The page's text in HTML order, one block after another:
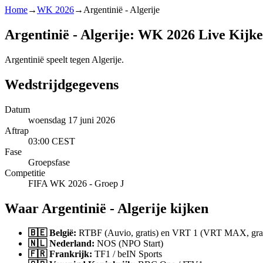
Home→WK 2026→ Argentinië - Algerije
Argentinië - Algerije: WK 2026 Live
Argentinië speelt tegen Algerije.
Wedstrijdgegevens
Datum
woensdag 17 juni 2026
Aftrap
03:00 CEST
Fase
Groepsfase
Competitie
FIFA WK 2026 - Groep J
Waar Argentinië - Algerije kijken
🇧🇪 België: RTBF (Auvio, gratis) en VRT 1 (VRT MAX,
🇳🇱 Nederland: NOS (NPO Start)
🇫🇷 Frankrijk: TF1 / beIN Sports